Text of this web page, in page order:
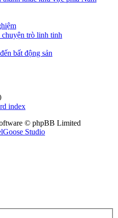
trò linh tinh
bất động sản
index
© phpBB Limited
Studio